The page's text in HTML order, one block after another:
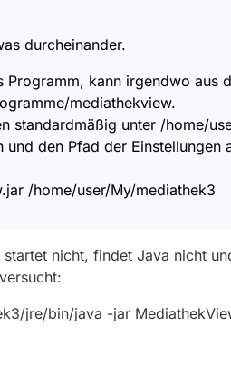
durcheinander.
Programm, kann irgendwo
mediathekview.
standardmäßig unter /home/
und den Pfad der
/home/user/My/mediathek3
nicht, findet Java nicht
jre/bin/java -jar